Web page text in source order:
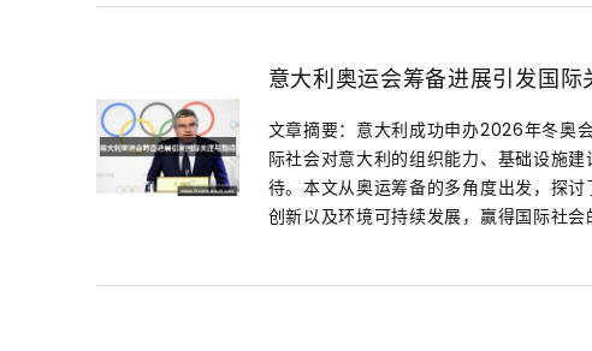
意大利奥运会筹备进展引发国际
文章摘要：意大利成功申办2026年冬奥
际社会对意大利的组织能力、基础设施
待。本文从奥运筹备的多角度出发，探
创新以及环境可持续发展，赢得国际社会